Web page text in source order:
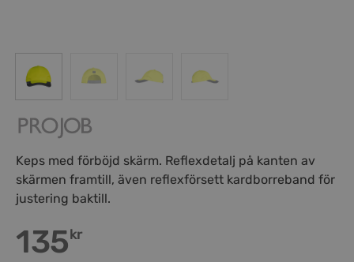
Keps med förböjd skärm. Reflexdetalj på kanten av
skärmen framtill, även reflexförsett kardborreband för
justering baktill.
135kr